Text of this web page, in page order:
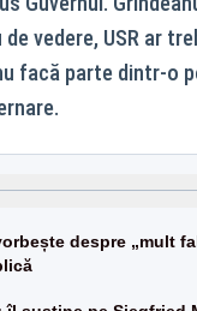
vedere, USR ar
facă parte dintr-o
despre „mult